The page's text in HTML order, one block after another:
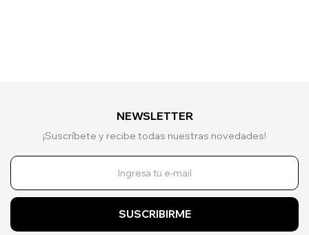
NEWSLETTER
¡Suscríbete y recibe todas nuestras novedades!
SUSCRIBIRME